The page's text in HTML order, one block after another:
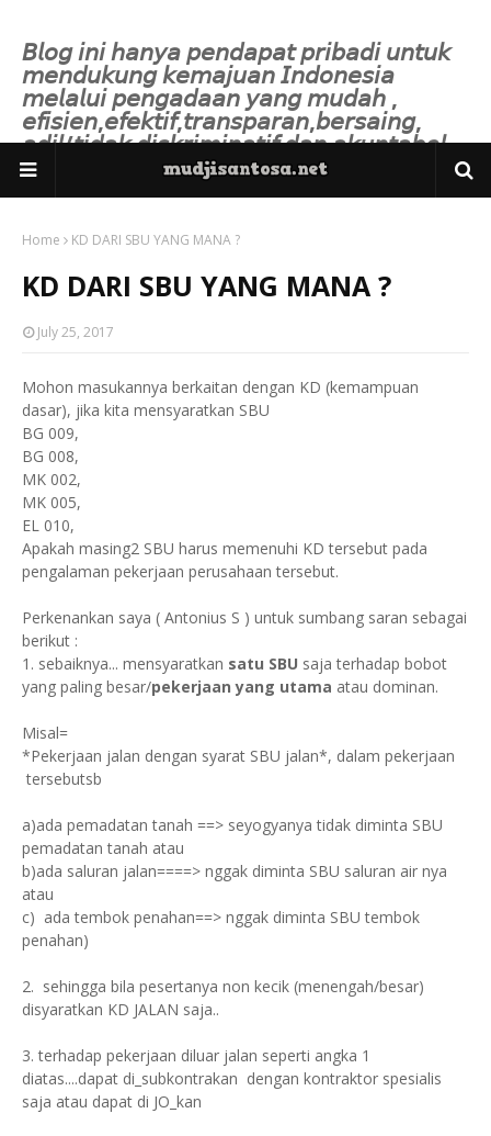
𝘉𝘭𝘰𝘨 𝘪𝘯𝘪 𝘩𝘢𝘯𝘺𝘢 𝘱𝘦𝘯𝘥𝘢𝘱𝘢𝘵 𝘱𝘳𝘪𝘣𝘢𝘥𝘪 𝘶𝘯𝘵𝘶𝘬
𝘮𝘦𝘯𝘥𝘶𝘬𝘶𝘯𝘨 𝘬𝘦𝘮𝘢𝘫𝘶𝘢𝘯 𝘐𝘯𝘥𝘰𝘯𝘦𝘴𝘪𝘢
𝘮𝘦𝘭𝘢𝘭𝘶𝘪 𝘱𝘦𝘯𝘨𝘢𝘥𝘢𝘢𝘯 𝘺𝘢𝘯𝘨 𝘮𝘶𝘥𝘢𝘩 ,
𝘦𝘧𝘪𝘴𝘪𝘦𝘯,𝘦𝘧𝘦𝘬𝘵𝘪𝘧,𝘵𝘳𝘢𝘯𝘴𝘱𝘢𝘳𝘢𝘯,𝘣𝘦𝘳𝘴𝘢𝘪𝘯𝘨,
𝘢𝘥𝘪𝘭/𝘵𝘪𝘥𝘢𝘬 𝘥𝘪𝘴𝘬𝘳𝘪𝘮𝘪𝘯𝘢𝘵𝘪𝘧 𝘥𝘢𝘯 𝘢𝘬𝘶𝘯𝘵𝘢𝘣𝘦𝘭.
Home KD DARI SBU YANG MANA ?
KD DARI SBU YANG MANA ?
July 25, 2017
Mohon masukannya berkaitan dengan KD (kemampuan
dasar), jika kita mensyaratkan SBU
BG 009,
BG 008,
MK 002,
MK 005,
EL 010,
Apakah masing2 SBU harus memenuhi KD tersebut pada
pengalaman pekerjaan perusahaan tersebut.
Perkenankan saya ( Antonius S ) untuk sumbang saran sebagai
berikut :
1. sebaiknya... mensyaratkan satu SBU saja terhadap bobot
yang paling besar/pekerjaan yang utama atau dominan.
Misal=
*Pekerjaan jalan dengan syarat SBU jalan*, dalam pekerjaan
tersebutsb
a)ada pemadatan tanah ==> seyogyanya tidak diminta SBU
pemadatan tanah atau
b)ada saluran jalan====> nggak diminta SBU saluran air nya
atau
c) ada tembok penahan==> nggak diminta SBU tembok
penahan)
2. sehingga bila pesertanya non kecik (menengah/besar)
disyaratkan KD JALAN saja..
3. terhadap pekerjaan diluar jalan seperti angka 1
diatas....dapat di_subkontrakan dengan kontraktor spesialis
saja atau dapat di JO_kan